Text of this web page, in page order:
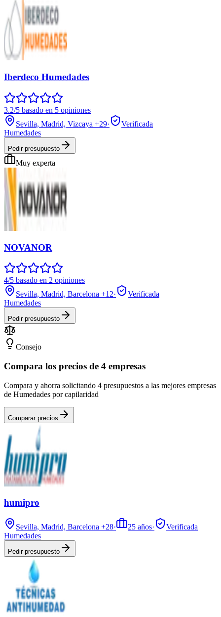
Iberdeco Humedades
3.2/5 basado en 5 opiniones
Sevilla, Madrid, Vizcaya +29·
Verificada
Humedades
Pedir presupuesto
Muy experta
NOVANOR
4/5 basado en 2 opiniones
Sevilla, Madrid, Barcelona +12·
Verificada
Humedades
Pedir presupuesto
Consejo
Compara los precios de 4 empresas
Compara y ahorra solicitando 4 presupuestos a las mejores empresas
de Humedades por capilaridad
Comparar precios
humipro
Sevilla, Madrid, Barcelona +28· 25 años·
Verificada
Humedades
Pedir presupuesto